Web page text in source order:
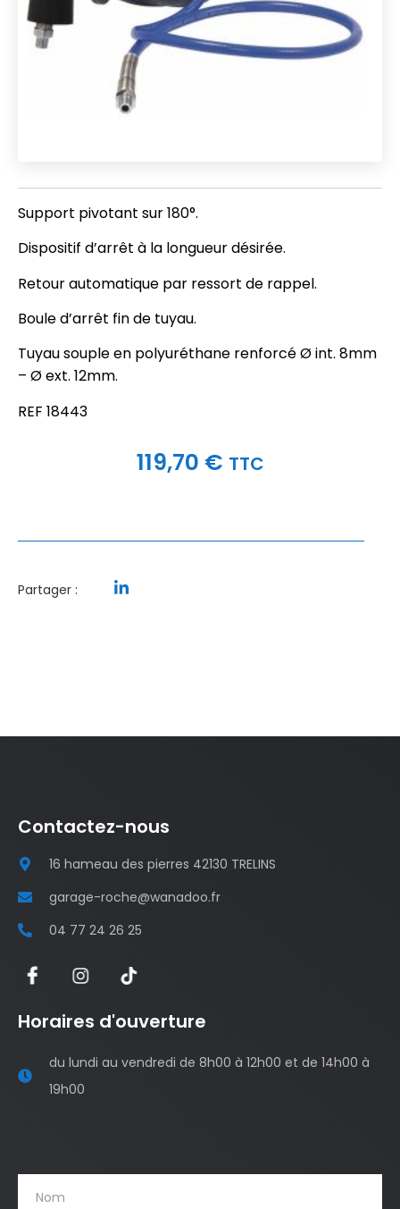
Support pivotant sur 180°.
Dispositif d’arrêt à la longueur désirée.
Retour automatique par ressort de rappel.
Boule d’arrêt fin de tuyau.
Tuyau souple en polyuréthane renforcé Ø int. 8mm
– Ø ext. 12mm.
REF 18443
119,70 € TTC
Partager :
Contactez-nous
16 hameau des pierres 42130 TRELINS
garage-roche@wanadoo.fr
04 77 24 26 25
Horaires d'ouverture
du lundi au vendredi de 8h00 à 12h00 et de 14h00 à
19h00